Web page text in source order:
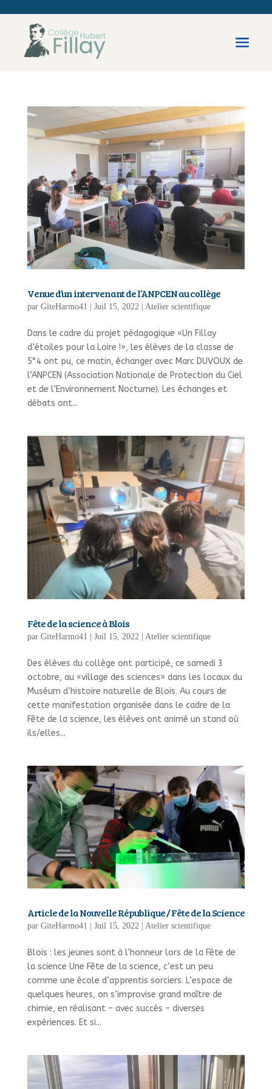
Venue d’un intervenant de l’ANPCEN au collège
par GiteHarmo41 Juil 15, 2022| Atelier scientifique
Dans le cadre du projet pédagogique «Un Fillay
d’étoiles pour la Loire !», les élèves de la classe de
5°4 ont pu, ce matin, échanger avec Marc DUVOUX de
l’ANPCEN (Association Nationale de Protection du Ciel
et de l’Environnement Nocturne). Les échanges et
débats ont...
Fête de la science à Blois
par GiteHarmo41 Juil 15, 2022| Atelier scientifique
Des élèves du collège ont participé, ce samedi 3
octobre, au «village des sciences» dans les locaux du
Muséum d’histoire naturelle de Blois. Au cours de
cette manifestation organisée dans le cadre de la
Fête de la science, les élèves ont animé un stand où
ils/elles...
Article de la Nouvelle République / Fête de la Science
par GiteHarmo41 | Juil 15, 2022 | Atelier scientifique
Blois : les jeunes sont à l’honneur lors de la Fête de
la science Une Fête de la science, c’est un peu
comme une école d’apprentis sorciers. L’espace de
quelques heures, on s’improvise grand maître de
chimie, en réalisant – avec succès – diverses
expériences. Et si...